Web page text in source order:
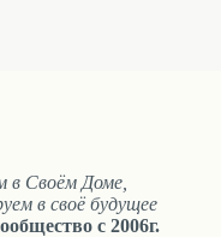
в Своём Доме,
в своё будущее
с 2006г.